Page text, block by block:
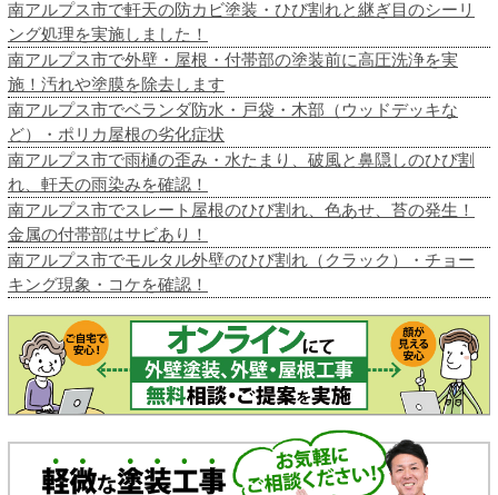
南アルプス市で軒天の防カビ塗装・ひび割れと継ぎ目のシーリ
ング処理を実施しました！
南アルプス市で外壁・屋根・付帯部の塗装前に高圧洗浄を実
施！汚れや塗膜を除去します
南アルプス市でベランダ防水・戸袋・木部（ウッドデッキな
ど）・ポリカ屋根の劣化症状
南アルプス市で雨樋の歪み・水たまり、破風と鼻隠しのひび割
れ、軒天の雨染みを確認！
南アルプス市でスレート屋根のひび割れ、色あせ、苔の発生！
金属の付帯部はサビあり！
南アルプス市でモルタル外壁のひび割れ（クラック）・チョー
キング現象・コケを確認！